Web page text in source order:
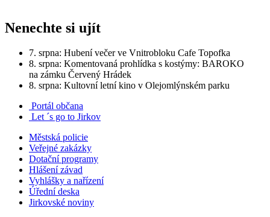
Nenechte si ujít
7. srpna: Hubení večer ve Vnitrobloku Cafe Topofka
8. srpna: Komentovaná prohlídka s kostýmy: BAROKO
na zámku Červený Hrádek
8. srpna: Kultovní letní kino v Olejomlýnském parku
Portál občana
Let ´s go to Jirkov
Městská policie
Veřejné zakázky
Dotační programy
Hlášení závad
Vyhlášky a nařízení
Úřední deska
Jirkovské noviny